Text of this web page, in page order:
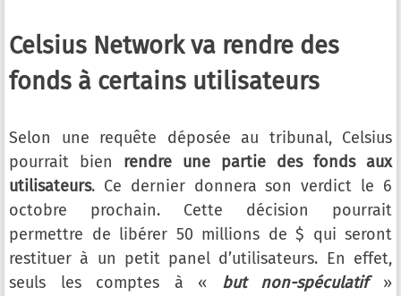
Celsius Network va rendre des
fonds à certains utilisateurs
Selon une requête déposée au tribunal, Celsius
pourrait bien rendre une partie des fonds aux
utilisateurs. Ce dernier donnera son verdict le 6
octobre prochain. Cette décision pourrait
permettre de libérer 50 millions de $ qui seront
restituer à un petit panel d’utilisateurs. En effet,
seuls les comptes à « but non-spéculatif»